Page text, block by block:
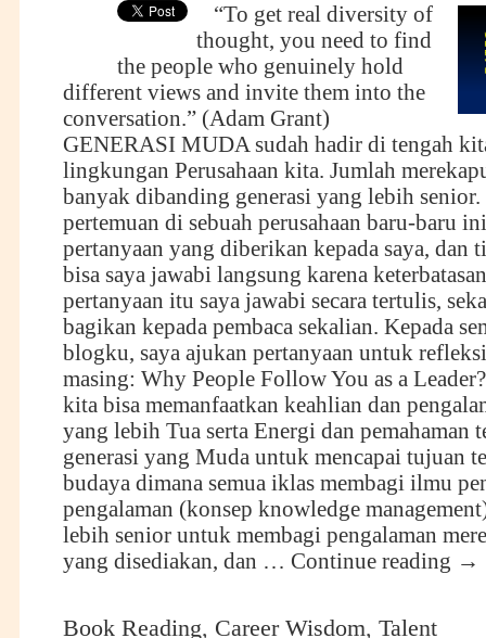
“To get real diversity of
thought, you need to find
the people who genuinely hold
different views and invite them into the
conversation.” (Adam Grant)
GENERASI MUDA sudah hadir di tengah
lingkungan Perusahaan kita. Jumlah
banyak dibanding generasi yang lebih senior.
pertemuan di sebuah perusahaan baru-baru
pertanyaan yang diberikan kepada saya, dan
bisa saya jawabi langsung karena
pertanyaan itu saya jawabi secara tertulis,
bagikan kepada pembaca sekalian. Kepada
blogku, saya ajukan pertanyaan untuk
masing: Why People Follow You as a
kita bisa memanfaatkan keahlian dan
yang lebih Tua serta Energi dan pemahaman
generasi yang Muda untuk mencapai tujuan
budaya dimana semua iklas membagi ilmu
pengalaman (konsep knowledge
lebih senior untuk membagi pengalaman
yang disediakan, dan … Continue reading →
Book Reading, Career Wisdom, Talent